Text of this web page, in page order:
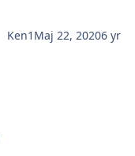
Ken1 Maj 22, 20206 yr